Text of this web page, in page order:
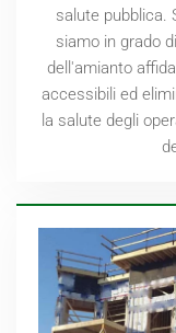
salute pubblica.
siamo in grado
dell'amianto
accessibili ed
la salute degli